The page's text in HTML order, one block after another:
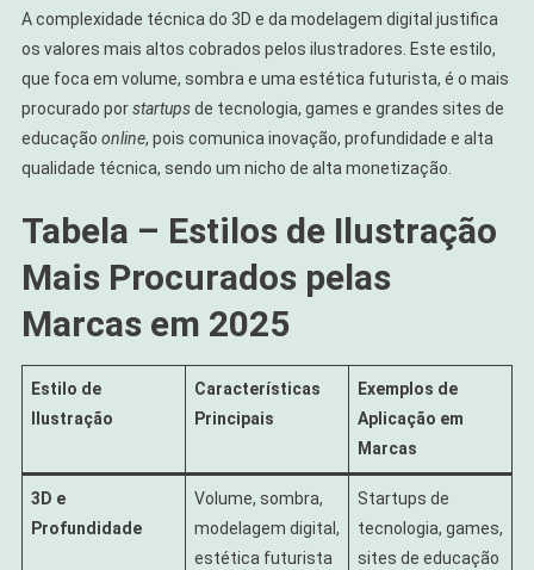
A complexidade técnica do 3D e da modelagem digital justifica
os valores mais altos cobrados pelos ilustradores. Este estilo,
que foca em volume, sombra e uma estética futurista, é o mais
procurado porstartupsde tecnologia, games e grandes sites de
educação online, pois comunica inovação, profundidade e alta
qualidade técnica, sendo um nicho de alta monetização.
Tabela – Estilos de Ilustração
Mais Procurados pelas
Marcas em 2025
Estilo de
Ilustração
Características
Principais
Exemplos de
Aplicação em
Marcas
3D e
Profundidade
Volume, sombra,
modelagem digital,
estética futurista
Startups de
tecnologia, games,
sites de educação